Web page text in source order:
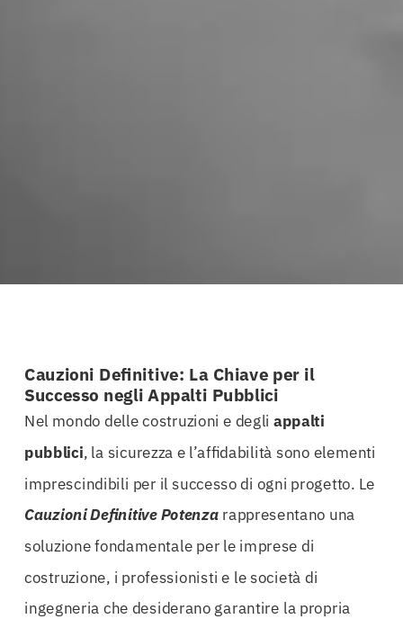
Cauzioni Definitive: La Chiave per il
Successo negli Appalti Pubblici
Nel mondo delle costruzioni e degliappalti
pubblici, la sicurezza e l’affidabilità sono elementi
imprescindibili per il successo di ogni progetto. Le
Cauzioni Definitive Potenza rappresentano una
soluzione fondamentale per le imprese di
costruzione, i professionisti e le società di
ingegneria che desiderano garantire la propria